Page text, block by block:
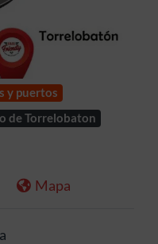
y puertos
de Torrelobaton
Mapa